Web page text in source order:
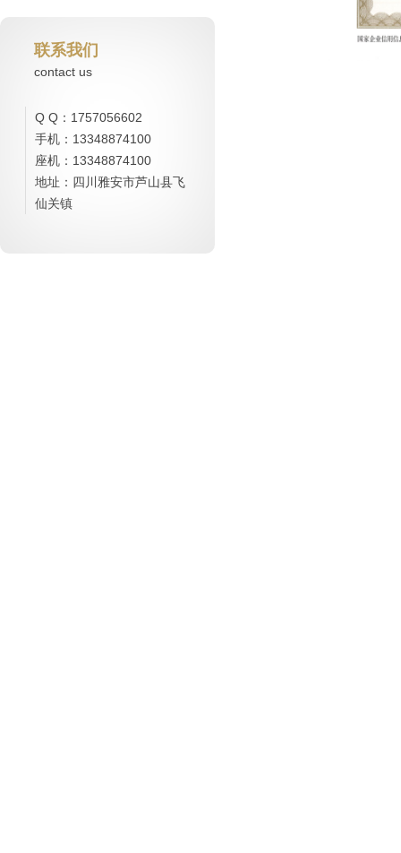
联系我们
contact us
Q Q：1757056602
手机：13348874100
座机：13348874100
地址：四川雅安市芦山县飞
仙关镇